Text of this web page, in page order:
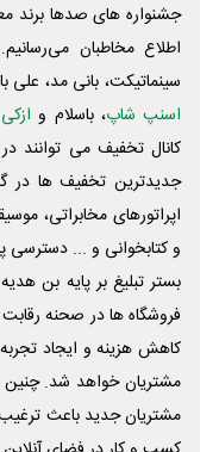
جشنواره های صدها برند
اطلاع مخاطبان می‌رسانیم.
سینماتیکت، بانی مد، علی‌
اسنپ شاپ، باسلام و ازکی
کانال تخفیف می توانند
جدیدترین تخفیف ها در
اپراتورهای مخابراتی،
و کتابخوانی و ... دسترسی
بستر تبلیغ بر پایه بن
فروشگاه ها در صحنه
کاهش هزینه و ایجاد
مشتریان خواهد شد.
مشتریان جدید باعث